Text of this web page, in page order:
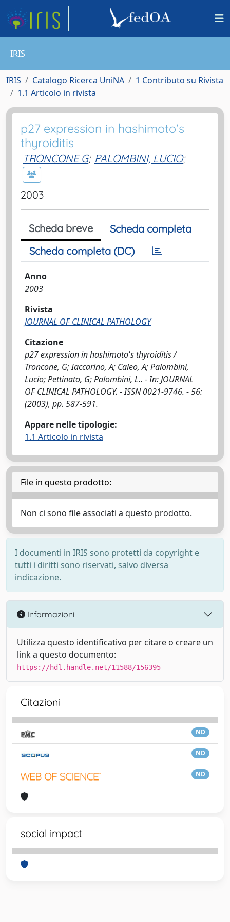
IRIS
IRIS Catalogo Ricerca UniNA
1 Contributo su Rivista
1.1 Articolo in rivista
p27 expression in hashimoto's
thyroiditis
TRONCONE G; PALOMBINI, LUCIO;
2003
Scheda breve
Scheda completa
Scheda completa (DC)
Anno
2003
Rivista
JOURNAL OF CLINICAL PATHOLOGY
Citazione
p27 expression in hashimoto's thyroiditis /
Troncone, G; Iaccarino, A; Caleo, A; Palombini,
Lucio; Pettinato, G; Palombini, L.. - In: JOURNAL
OF CLINICAL PATHOLOGY. - ISSN 0021-9746. - 56:
(2003), pp. 587-591.
Appare nelle tipologie:
1.1 Articolo in rivista
File in questo prodotto:
Non ci sono file associati a questo prodotto.
I documenti in IRIS sono protetti da copyright e
tutti i diritti sono riservati, salvo diversa
indicazione.
Informazioni
Utilizza questo identificativo per citare o creare un
link a questo documento:
https://hdl.handle.net/11588/156395
Citazioni
ND
ND
ND
social impact